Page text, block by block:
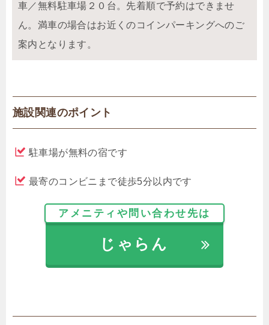
車／無料駐車場２０台。先着順で予約はできませ
ん。満車の場合はお近くのコインパーキングへのご
案内となります。
施設関連のポイント
駐車場が無料の宿です
最寄のコンビニまで徒歩5分以内です
アメニティや問い合わせ先は
じゃらん